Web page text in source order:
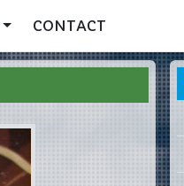
CONTACT